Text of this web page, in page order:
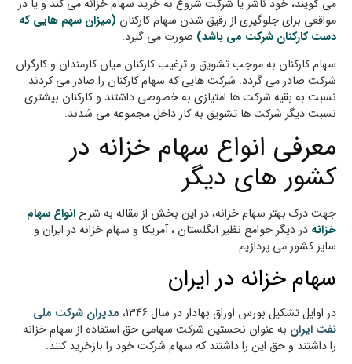
می گویند، خود ناشر یا شرکت شروع به خرید سهام خزانه می کند و یا در
مواقعی برای جلوگیری از رقیق شدن سهام کارکنان (میزان سهم هایی که
دست کارکنان شرکت می باشد) صورت می گیرد.
سهام کارکنان به موجب تشویق و ترغیب کارکنان میان کارمندان و کارگران
شرکت صادر می گردد. شرکت هایی که سهام کارکنان را صادر می کردند
نسبت به بقیه شرکت ها امتیازی به خصوصی داشتند و کارکنان بیشتری
نسبت دیگر شرکت ها تشویق به کار داخل مجموعه می شدند.
معرفی انواع سهام خزانه در
کشور های دیگر
جهت درک بهتر سهام خزانه، در این بخش از مقاله به شرحانواع سهام
خزانه در دیگر جوامع نظیر انگلستان ، آمریکا و سهام خزانه در ایران و
سایر کشور می پردازیم.
سهام خزانه در ایران
در اوایل تشکیل بورس اوراق بهادار در سال 1346،
مدیران شرکت ملی
نفت ایران به عنوان نخستین شرکت سهامی حق استفاده از سهام خزانه
را داشتند و حق این را داشتند که سهام شرکت خود را بازخرید کنند.